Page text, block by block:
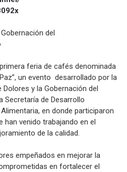
del
feria de cafés denominada
un evento desarrollado por la
y la Gobernación del
Secretaría de Desarrollo
en donde participaron
venido trabajando en el
de la calidad.
empeñados en mejorar la
en fortalecer el